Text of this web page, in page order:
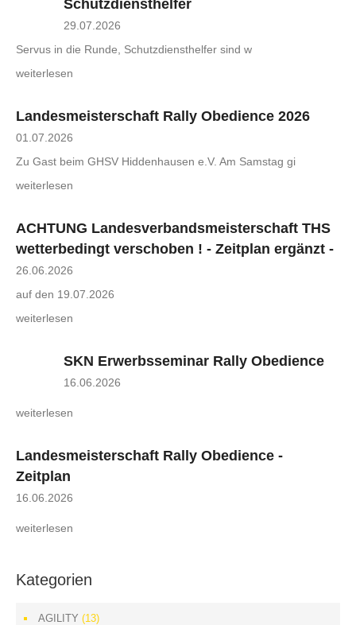
Schutzdiensthelfer
29.07.2026
Servus in die Runde, Schutzdiensthelfer sind w
weiterlesen
Landesmeisterschaft Rally Obedience 2026
01.07.2026
Zu Gast beim GHSV Hiddenhausen e.V. Am Samstag gi
weiterlesen
ACHTUNG Landesverbandsmeisterschaft THS
wetterbedingt verschoben ! - Zeitplan ergänzt -
26.06.2026
auf den 19.07.2026
weiterlesen
SKN Erwerbsseminar Rally Obedience
16.06.2026
weiterlesen
Landesmeisterschaft Rally Obedience -
Zeitplan
16.06.2026
weiterlesen
Kategorien
AGILITY (13)